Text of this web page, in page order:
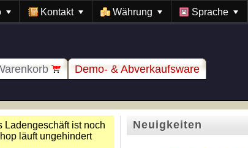
Kontakt Währung Sprache
Demo- & Abverkaufsware
Ladengeschäft ist noch
läuft ungehindert
Neuigkeiten